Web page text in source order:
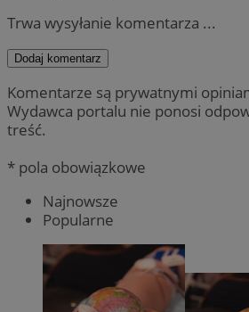
Trwa wysyłanie komentarza ...
Dodaj komentarz
Komentarze są prywatnymi
Wydawca portalu nie ponosi
treść.
* pola obowiązkowe
Najnowsze
Popularne